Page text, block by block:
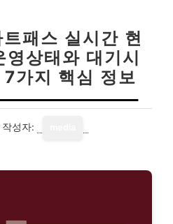
패스 실시간 현
상태와 대기시
가지 핵심 정보
작성자: